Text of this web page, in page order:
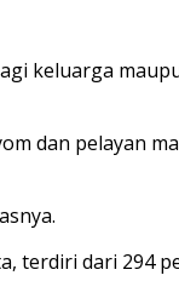
keluarga
dan pelayan
terdiri dari 294